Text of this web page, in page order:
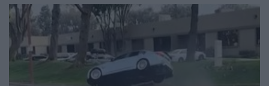
καθαρίσουν. Πρόκειται για μια Ferrari 812 Superfast, η
οποία κοστίζει κοντά στα […]